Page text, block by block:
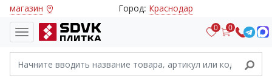
магазин Город: Краснодар
0 0